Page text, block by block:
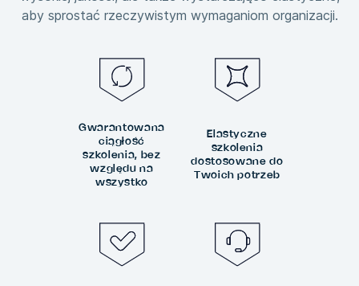
aby sprostać rzeczywistym wymaganiom organizacji.
Gwarantowana
ciągłość
szkolenia, bez
względu na
wszystko
Elastyczne
szkolenia
dostosowane do
Twoich potrzeb